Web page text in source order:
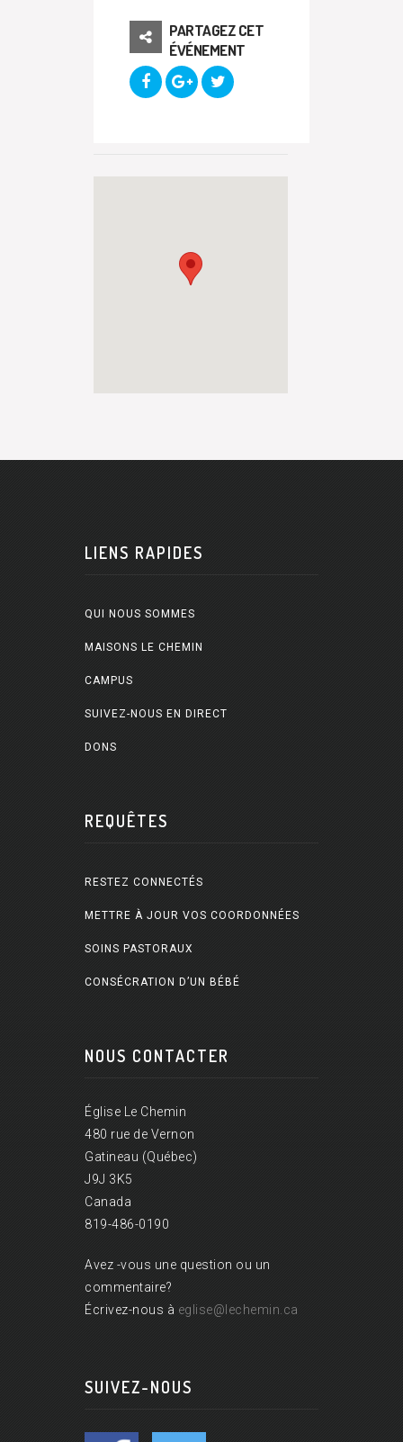
PARTAGEZ CET
ÉVÉNEMENT
LIENS RAPIDES
QUI NOUS SOMMES
MAISONS LE CHEMIN
CAMPUS
SUIVEZ-NOUS EN DIRECT
DONS
REQUÊTES
RESTEZ CONNECTÉS
METTRE À JOUR VOS COORDONNÉES
SOINS PASTORAUX
CONSÉCRATION D’UN BÉBÉ
NOUS CONTACTER
Église Le Chemin
480 rue de Vernon
Gatineau (Québec)
J9J 3K5
Canada
819-486-0190
Avez -vous une question ou un
commentaire?
Écrivez-nous à eglise@lechemin.ca
SUIVEZ-NOUS